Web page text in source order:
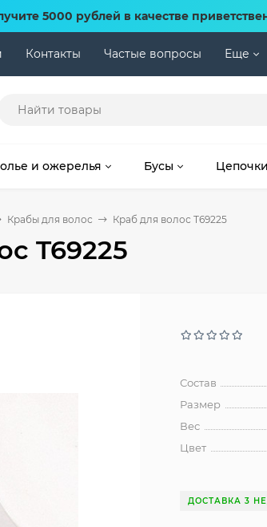
5000 рублей в качестве
Контакты Частые вопросы Еще
и ожерелья Бусы Цепочки
Крабы для волос Краб для волос T69225
T69225
Состав
Размер
Вес
Цвет
ДОСТАВКА 3